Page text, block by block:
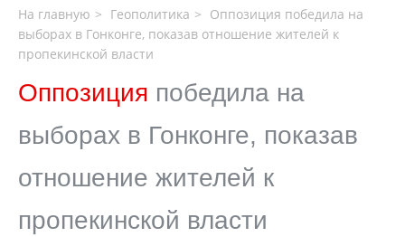
На главную Геополитика
Оппозиция победила на
выборах в Гонконге, показав отношение жителей к
пропекинской власти
Оппозиция победила на
выборах в Гонконге, показав
отношение жителей к
пропекинской власти